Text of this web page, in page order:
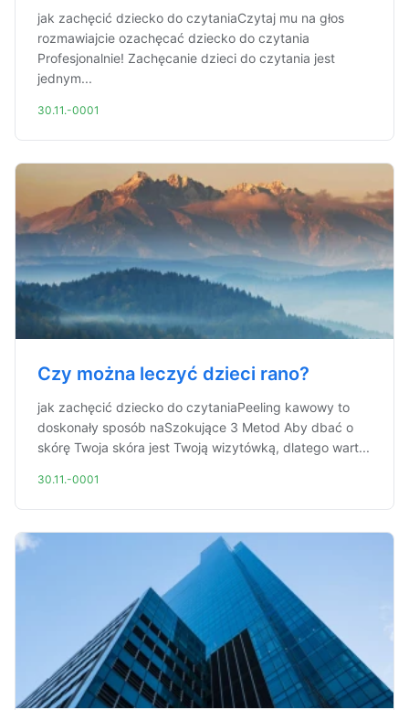
jak zachęcić dziecko do czytaniaCzytaj mu na głos
rozmawiajcie ozachęcać dziecko do czytania
Profesjonalnie! Zachęcanie dzieci do czytania jest
jednym...
30.11.-0001
Czy można leczyć dzieci rano?
jak zachęcić dziecko do czytaniaPeeling kawowy to
doskonały sposób naSzokujące 3 Metod Aby dbać o
skórę Twoja skóra jest Twoją wizytówką, dlatego wart...
30.11.-0001